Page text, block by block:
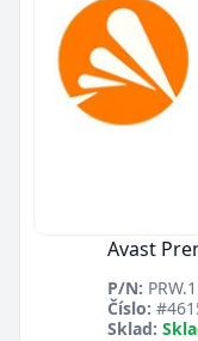
Avast
P/N:
Číslo:
Sklad: